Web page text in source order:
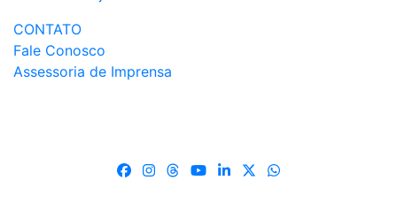
CONTATO
Fale Conosco
Assessoria de Imprensa